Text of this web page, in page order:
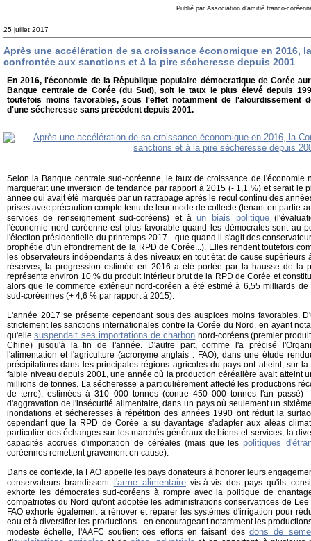
Publié par Association d'amitié franco-
25 juillet 2017
Après une accélération de sa croissance économique en 2016,
confrontée aux sanctions et à la pire sécheresse depuis 2001
En 2016, l'économie de la République populaire démocratique de Corée
Banque centrale de Corée (du Sud), soit le taux le plus élevé depuis
toutefois moins favorables, sous l'effet notamment de l'alourdissement
d'une sécheresse sans précédent depuis 2001.
Selon la Banque centrale sud-coréenne, le taux de croissance de l'économie
marquerait une inversion de tendance par rapport à 2015 (- 1,1 %) et serait le
année qui avait été marquée par un rattrapage après le recul continu des
prises avec précaution compte tenu de leur mode de collecte (tenant en partie
services de renseignement sud-coréens) et à un biais politique
l'économie nord-coréenne est plus favorable quand les démocrates sont au
l'élection présidentielle du printemps 2017 - que quand il s'agit des
prophétie d'un effondrement de la RPD de Corée...). Elles rendent toutefois
les observateurs indépendants à des niveaux en tout état de cause
réserves, la progression estimée en 2016 a été portée par la hausse de la
représente environ 10 % du produit intérieur brut de la RPD de Corée et
alors que le commerce extérieur nord-coréen a été estimé à 6,55 milliards
sud-coréennes (+ 4,6 % par rapport à 2015).
L'année 2017 se présente cependant sous des auspices moins favorables.
strictement les sanctions internationales contre la Corée du Nord, en ayant
qu'ellesuspendait ses importations de charbon nord-coréens (premier
Chine) jusqu'à la fin de l'année. D'autre part, comme l'a précisé
l'alimentation et l'agriculture (acronyme anglais : FAO), dans une étude
précipitations dans les principales régions agricoles du pays ont atteint, sur
faible niveau depuis 2001, une année où la production céréalière avait atteint
millions de tonnes. La sécheresse a particulièrement affecté les productions
de terre), estimées à 310 000 tonnes (contre 450 000 tonnes l'an passé)
d'aggravation de l'insécurité alimentaire, dans un pays où seulement un
inondations et sécheresses à répétition des années 1990 ont réduit la
cependant que la RPD de Corée a su davantage s'adapter aux aléas
particulier des échanges sur les marchés généraux de biens et services, la
capacités accrues d'importation de céréales (mais que les politiques
coréennes remettent gravement en cause).
Dans ce contexte, la FAO appelle les pays donateurs à honorer leurs
conservateurs brandissent
l'arme alimentaire vis-à-vis des pays qu'ils
exhorte les démocrates sud-coréens à rompre avec la politique de
compatriotes du Nord qu'ont adoptée les administrations conservatrices de
FAO exhorte également à rénover et réparer les systèmes d'irrigation pour
eau et à diversifier les productions - en encourageant notamment les
modeste échelle, l'AAFC soutient ces efforts en faisant des dons de